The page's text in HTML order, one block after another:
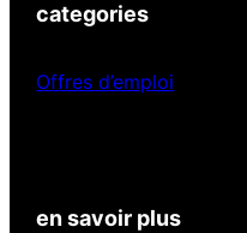
categories
Offres d’emploi
en savoir plus